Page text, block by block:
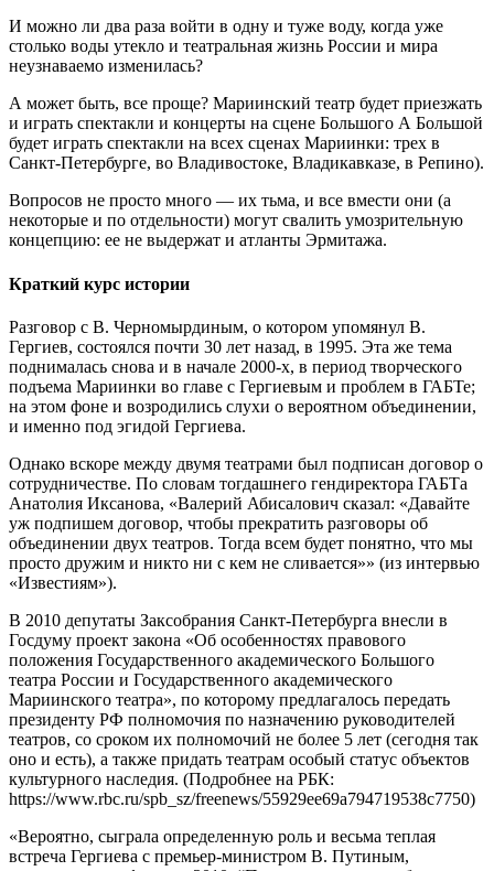
И можно ли два раза войти в одну и туже воду, когда уже
столько воды утекло и театральная жизнь России и мира
неузнаваемо изменилась?
А может быть, все проще? Мариинский театр будет приезжать
и играть спектакли и концерты на сцене Большого А Большой
будет играть спектакли на всех сценах Мариинки: трех в
Санкт-Петербурге, во Владивостоке, Владикавказе, в Репино).
Вопросов не просто много — их тьма, и все вмести они (а
некоторые и по отдельности) могут свалить умозрительную
концепцию: ее не выдержат и атланты Эрмитажа.
Краткий курс истории
Разговор с В. Черномырдиным, о котором упомянул В.
Гергиев, состоялся почти 30 лет назад, в 1995. Эта же тема
поднималась снова и в начале 2000-х, в период творческого
подъема Мариинки во главе с Гергиевым и проблем в ГАБТе;
на этом фоне и возродились слухи о вероятном объединении,
и именно под эгидой Гергиева.
Однако вскоре между двумя театрами был подписан договор о
сотрудничестве. По словам тогдашнего гендиректора ГАБТа
Анатолия Иксанова, «Валерий Абисалович сказал: «Давайте
уж подпишем договор, чтобы прекратить разговоры об
объединении двух театров. Тогда всем будет понятно, что мы
просто дружим и никто ни с кем не сливается»» (из интервью
«Известиям»).
В 2010 депутаты Заксобрания Санкт-Петербурга внесли в
Госдуму проект закона «Об особенностях правового
положения Государственного академического Большого
театра России и Государственного академического
Мариинского театра», по которому предлагалось передать
президенту РФ полномочия по назначению руководителей
театров, со сроком их полномочий не более 5 лет (сегодня так
оно и есть), а также придать театрам особый статус объектов
культурного наследия. (Подробнее на РБК:
https://www.rbc.ru/spb_sz/freenews/55929ee69a794719538c7750)
«Вероятно, сыграла определенную роль и весьма теплая
встреча Гергиева с премьер-министром В. Путиным,